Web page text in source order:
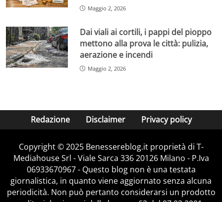
Maggio 2, 2026
Dai viali ai cortili, i pappi del pioppo
mettono alla prova le città: pulizia,
aerazione e incendi
Maggio 2, 2026
Redazione Disclaimer Privacy policy
Copyright © 2025 Benessereblog.it proprietà di T-
Mediahouse Srl - Viale Sarca 336 20126 Milano - P.Iva
06933670967 - Questo blog non è una testata
giornalistica, in quanto viene aggiornato senza alcuna
periodicità. Non può pertanto considerarsi un prodotto